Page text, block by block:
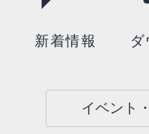
新着情報
イベント